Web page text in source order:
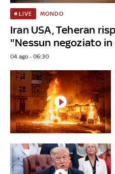
Iran USA, Teheran
"Nessun negoziato in
LIVE MONDO
04 ago - 06:30